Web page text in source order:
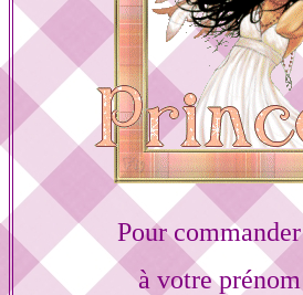
Pour
à votre